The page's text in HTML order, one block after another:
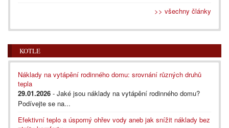
>> všechny články
KOTLE
Náklady na vytápění rodinného domu: srovnání různých druhů
tepla
29.01.2026 - Jaké jsou náklady na vytápění rodinného domu?
Podívejte se na...
Efektivní teplo a úsporný ohřev vody aneb jak snížit náklady bez